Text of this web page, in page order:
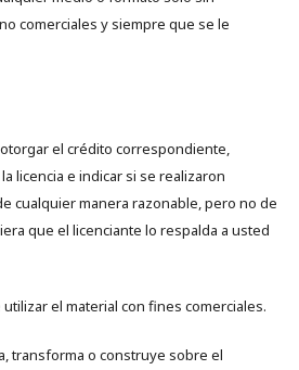
comerciales y siempre que se le
el crédito correspondiente,
licencia e indicar si se realizaron
cualquier manera razonable, pero no de
que el licenciante lo respalda a usted
el material con fines comerciales.
transforma o construye sobre el